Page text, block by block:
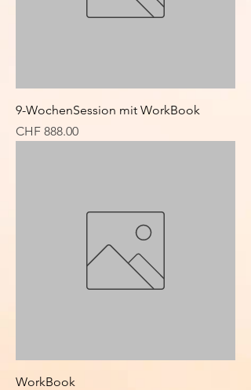
9-WochenSession mit WorkBook
Preis
CHF 888.00
WorkBook